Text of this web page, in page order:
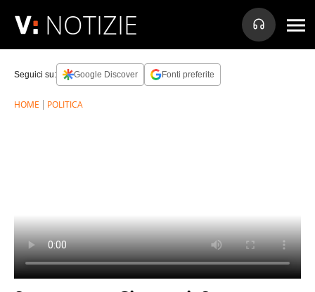
NOTIZIE
Seguici su: Google Discover Fonti preferite
HOME POLITICA